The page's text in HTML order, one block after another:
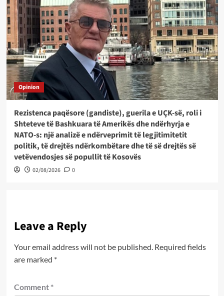
Opinion
Rezistenca paqësore (gandiste), guerila e UÇK-së, roli i
Shteteve të Bashkuara të Amerikës dhe ndërhyrja e
NATO-s: një analizë e ndërveprimit të legjitimitetit
politik, të drejtës ndërkombëtare dhe të së drejtës së
vetëvendosjes së popullit të Kosovës
02/08/2026 0
Leave a Reply
Your email address will not be published. Required fields
are marked *
Comment *